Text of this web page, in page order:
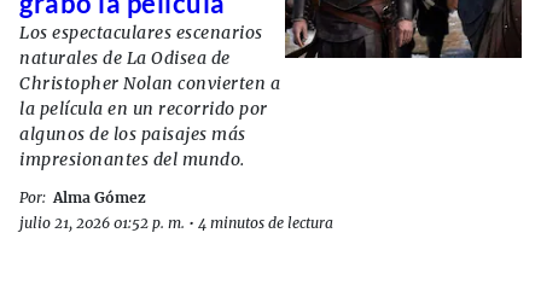
Los espectaculares escenarios
naturales de La Odisea de
Christopher Nolan convierten a
la película en un recorrido por
algunos de los paisajes más
impresionantes del mundo.
Por: Alma Gómez
julio 21, 2026 01:52 p. m. • 4 minutos de lectura